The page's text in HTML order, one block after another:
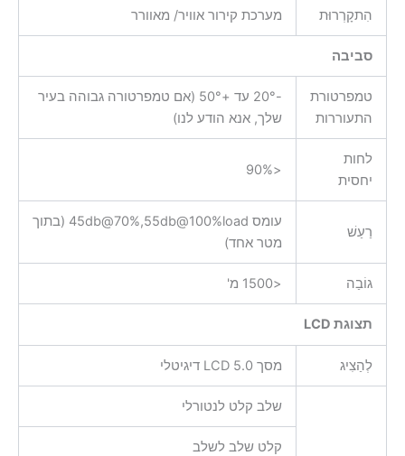
הִתקָרְרוּת מערכת קירור אוויר/ מאוורר
סביבה
טמפרטורת
התעוררות
-20° עד +50° (אם טמפרטורה גבוהה בעיר
שלך, אנא הודע לנו)
לחות
יחסית
<90%
רַעַשׁ
עומס 45db@70%,55db@100%load (בתוך
מטר אחד)
גוֹבַה <1500 מ'
תצוגת LCD
לְהַצִיג מסך 5.0 LCD דיגיטלי
שלב קלט לנטורלי
קלט שלב לשלב